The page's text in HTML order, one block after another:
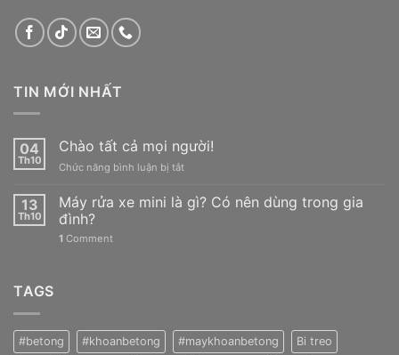
TIN MỚI NHẤT
04
Th10
Chào tất cả mọi người!
Chức năng bình luận bị tắtở
tất
cả
13
Th10
Máy rửa xe mini là gì? Có nên dùng trong gia
đình?
1 Comment
TAGS
#betong #khoanbetong #maykhoanbetong Bi treo